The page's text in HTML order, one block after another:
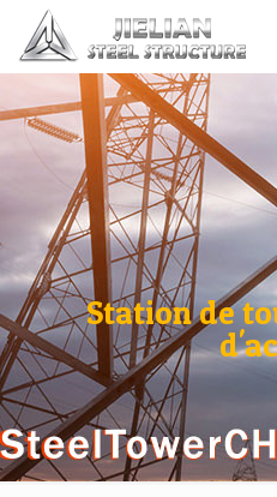
Station de